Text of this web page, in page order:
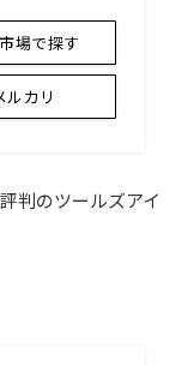
場で探す
ルカリ
判のツールズアイ